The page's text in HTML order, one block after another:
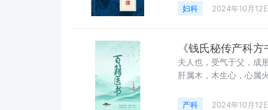
妇科 2024年10月12
《钱氏秘传产科
夫人也，受气于父，成
肝属木，木生心，心属
产科 2024年10月12